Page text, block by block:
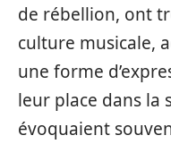
de rébellion, ont
culture musicale,
une forme
leur place dans la
évoquaient